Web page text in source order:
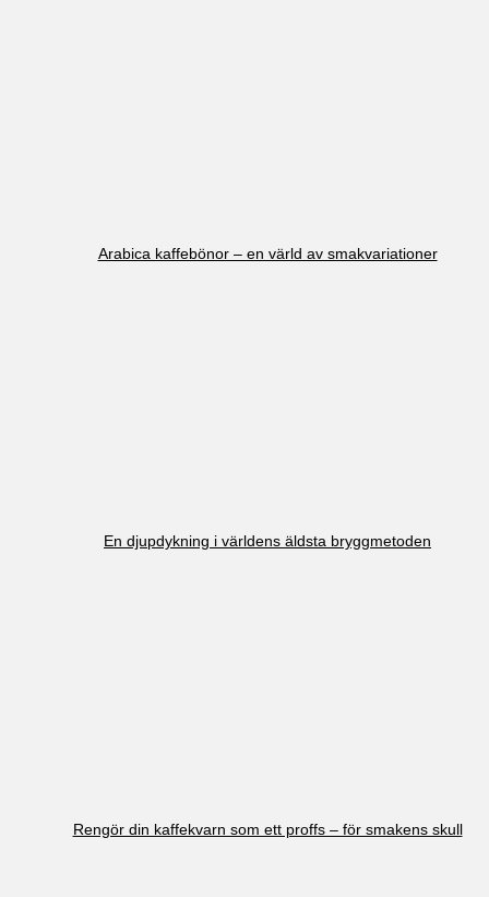
Arabica kaffebönor – en värld av smakvariationer
En djupdykning i världens äldsta bryggmetoden
Rengör din kaffekvarn som ett proffs – för smakens skull